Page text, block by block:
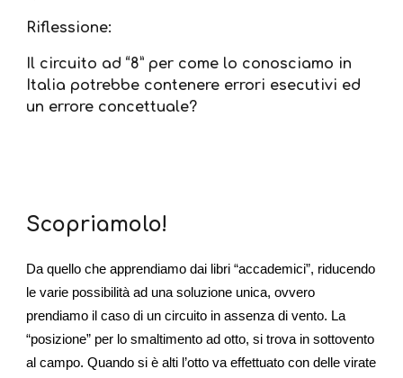
Riflessione:
Il circuito ad “8” per come lo conosciamo in
Italia potrebbe contenere errori esecutivi ed
un errore concettuale?
Scopriamolo!
Da quello che apprendiamo dai libri “accademici”, riducendo
le varie possibilità ad una soluzione unica, ovvero
prendiamo il caso di un circuito in assenza di vento. La
“posizione” per lo smaltimento ad otto, si trova in sottovento
al campo. Quando si è alti l’otto va effettuato con delle virate